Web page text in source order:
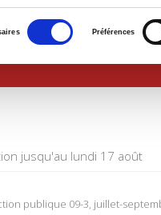
Préférences
jusqu'au lundi 17 août
publique 09-3, juillet-